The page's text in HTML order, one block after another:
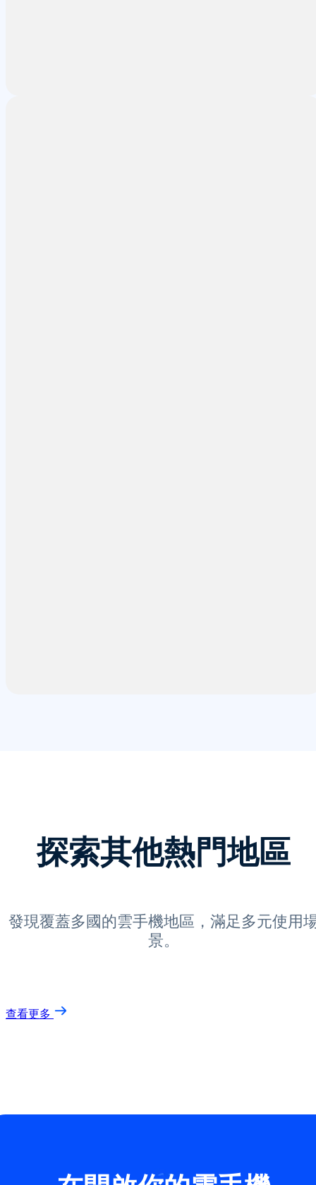
探索其他熱門地區
發現覆蓋多國的雲手機地區，滿足多元使用
景。
查看更多